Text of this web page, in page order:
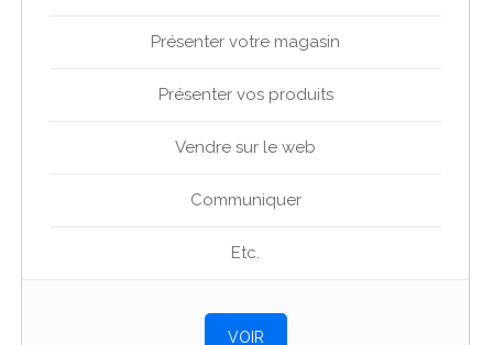
Présenter votre magasin
Présenter vos produits
Vendre sur le web
Communiquer
Etc.
VOIR